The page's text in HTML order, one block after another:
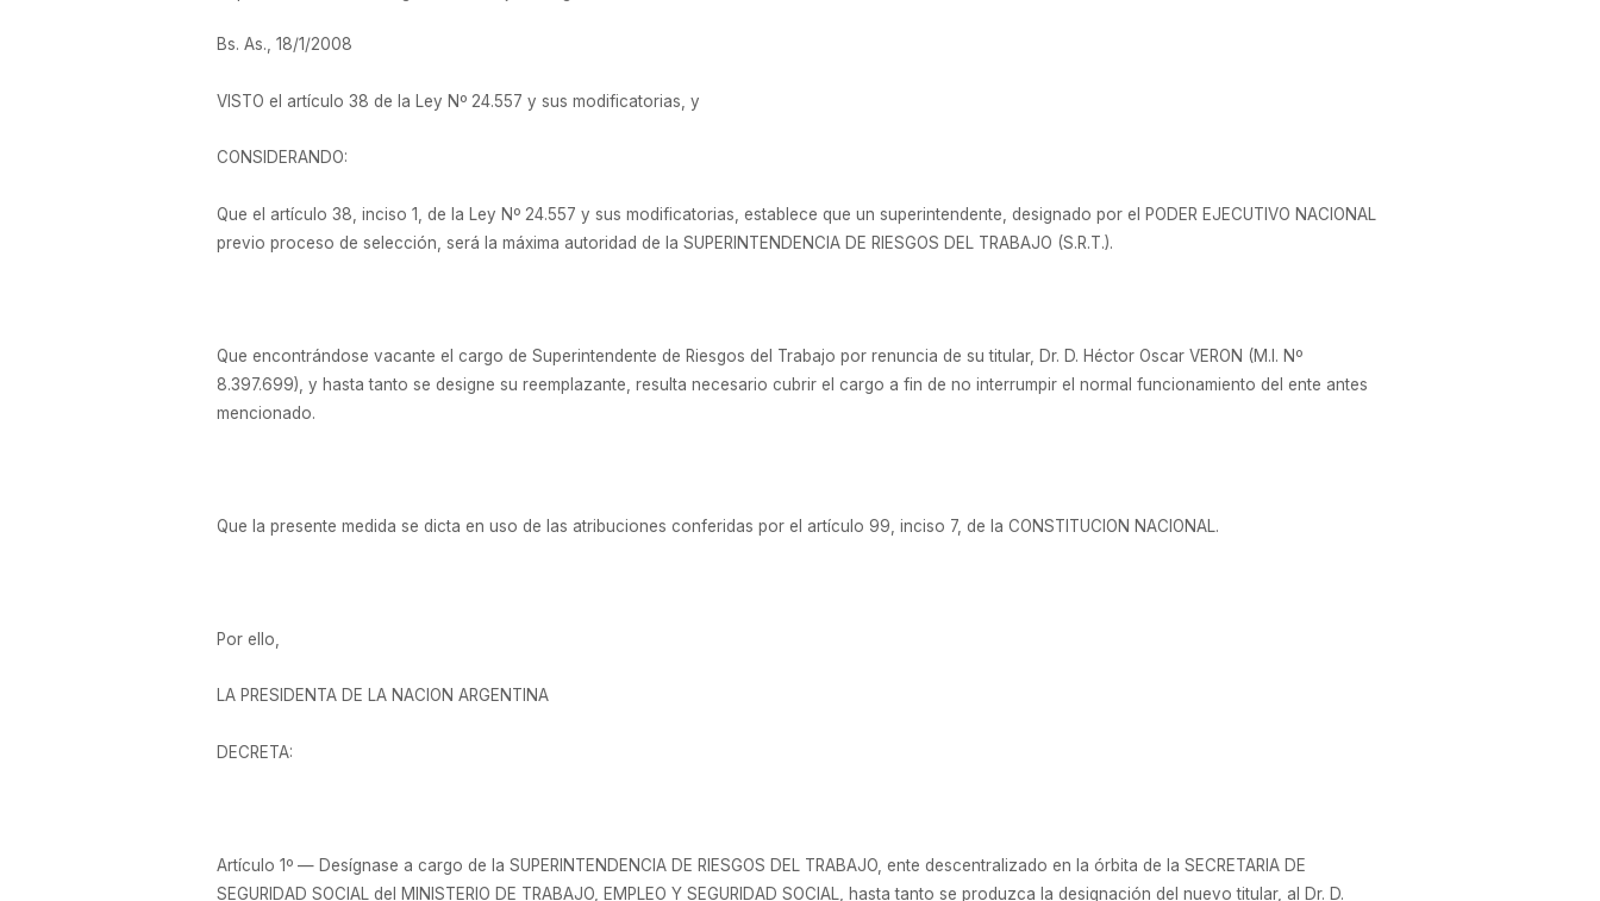
Bs. As., 18/1/2008
VISTO el artículo 38 de la Ley Nº 24.557 y sus modificatorias, y
CONSIDERANDO:
Que el artículo 38, inciso 1, de la Ley Nº 24.557 y sus modificatorias, establece que un superintendente, designado por el PODER EJECUTIVO NACIONAL
previo proceso de selección, será la máxima autoridad de la SUPERINTENDENCIA DE RIESGOS DEL TRABAJO (S.R.T.).
Que encontrándose vacante el cargo de Superintendente de Riesgos del Trabajo por renuncia de su titular, Dr. D. Héctor Oscar VERON (M.I. Nº
8.397.699), y hasta tanto se designe su reemplazante, resulta necesario cubrir el cargo a fin de no interrumpir el normal funcionamiento del ente antes
mencionado.
Que la presente medida se dicta en uso de las atribuciones conferidas por el artículo 99, inciso 7, de la CONSTITUCION NACIONAL.
Por ello,
LA PRESIDENTA DE LA NACION ARGENTINA
DECRETA:
Artículo 1º — Desígnase a cargo de la SUPERINTENDENCIA DE RIESGOS DEL TRABAJO, ente descentralizado en la órbita de la SECRETARIA DE
SEGURIDAD SOCIAL del MINISTERIO DE TRABAJO, EMPLEO Y SEGURIDAD SOCIAL, hasta tanto se produzca la designación del nuevo titular, al Dr. D.